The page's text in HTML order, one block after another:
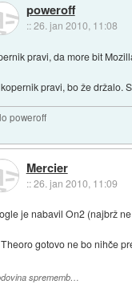
poweroff
::26. jan 2010, 11:08
pravi, da more bit
pravi, bo že držalo.
poweroff
Mercier
::26. jan 2010, 11:09
je nabavil On2 (najbrž
gotovo ne bo nihče
sprememb…